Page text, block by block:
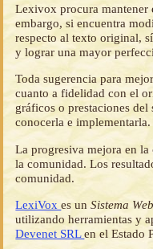
Lexivox procura mantener
embargo, si encuentra
respecto al texto original,
y lograr una mayor
Toda sugerencia para
cuanto a fidelidad con el
gráficos o prestaciones del
conocerla e implementarla.
La progresiva mejora en
la comunidad. Los
comunidad.
LexiVoxes unSistema
utilizando herramientas y
Devenet SRLen el Estado